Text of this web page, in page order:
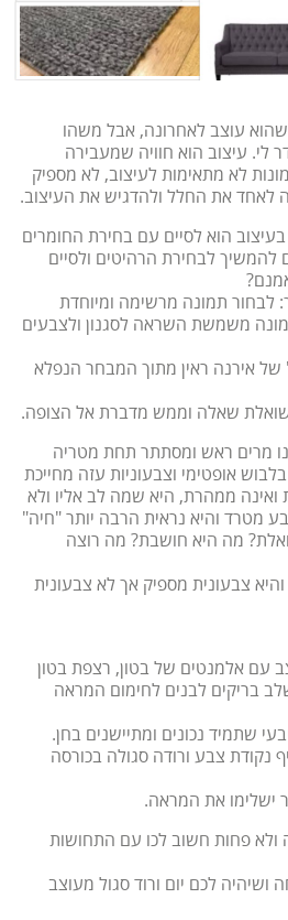
שהוא עוצב לאחרונה, אבל משהו
עיצוב הוא חוויה שמעבירה
לא מתאימות לעיצוב, לא מספיק
לאחד את החלל ולהדגיש את העיצוב.
הוא לסיים עם בחירת החומרים
להמשיך לבחירת הרהיטים ולסיים
לבחור תמונה מרשימה ומיוחדת
משמשת השראה לסגנון ולצבעים
אירנה ראין מתוך המבחר הנפלא
שאלה וממש מדברת אל הצופה.
מרים ראש ומסתתר תחת מטריה
אופטימי וצבעוניות עזה מחייכת
ממהרת, היא שמה לב אליו ולא
מטרד והיא נראית הרבה יותר "חיה"
מה היא חושבת? מה רוצה
והיא צבעונית מספיק אך לא צבעונית
עם אלמנטים של בטון, רצפת בטון
בריקים לבנים לחימום המראה
שתמיד נכונים ומתיישנים בחן.
נקודת צבע ורודה סגולה בכורסה
ישלימו את המראה.
פחות חשוב לכו עם התחושות
לכם יום ורוד סגול מעוצב